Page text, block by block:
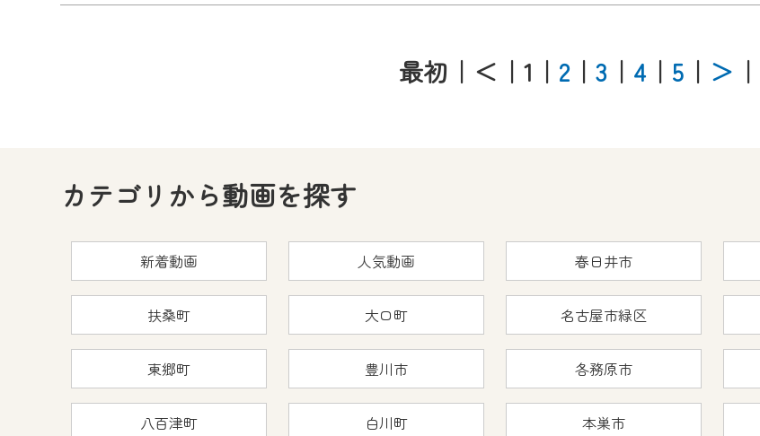
最初 ｜＜ ｜1 ｜ 2 ｜ 3 ｜ 4 ｜ 5 ｜ ＞ ｜
カテゴリから動画を探す
新着動画 人気動画 春日井市
扶桑町 大口町 名古屋市緑区
東郷町 豊川市 各務原市
八百津町 白川町 本巣市